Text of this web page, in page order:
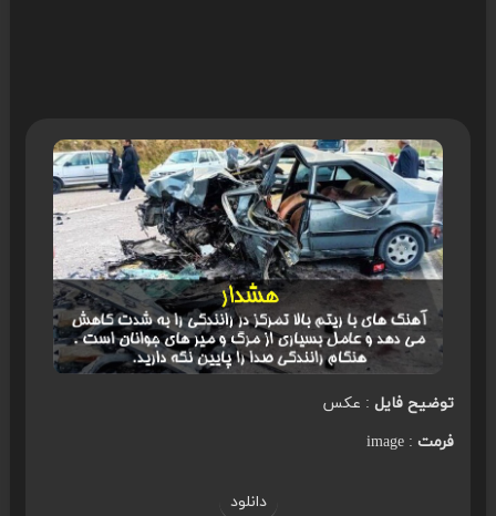
توضیح فایل: عکس
فرمت: image
دانلود